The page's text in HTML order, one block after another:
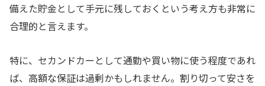
備えた貯金として手元に残しておくという考え方も非常に
合理的と言えます。
特に、セカンドカーとして通勤や買い物に使う程度であれ
ば、高額な保証は過剰かもしれません。割り切って安さを